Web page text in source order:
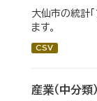
大仙市の統計
ます。
CSV
産業（中分類